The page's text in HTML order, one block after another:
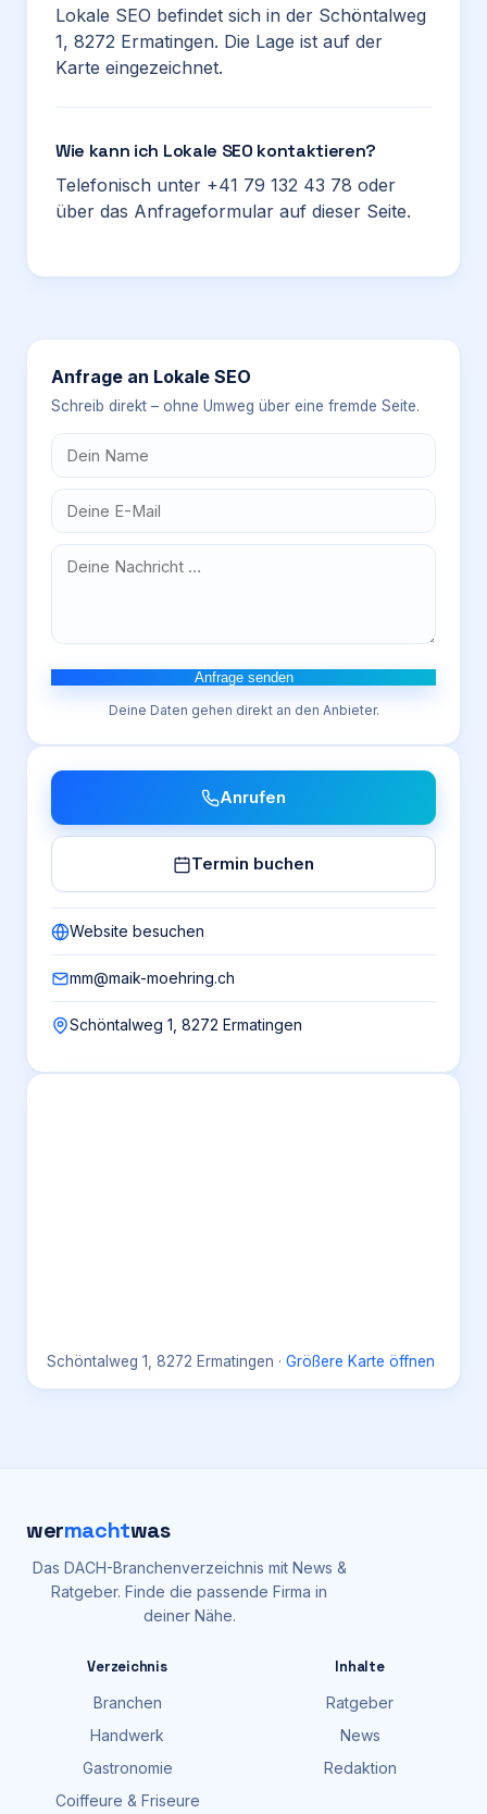
Lokale SEO befindet sich in der Schöntalweg
1, 8272 Ermatingen. Die Lage ist auf der
Karte eingezeichnet.
Wie kann ich Lokale SEO kontaktieren?
Telefonisch unter +41 79 132 43 78 oder
über das Anfrageformular auf dieser Seite.
Anfrage an Lokale SEO
Schreib direkt – ohne Umweg über eine fremde Seite.
Anfrage senden
Deine Daten gehen direkt an den Anbieter.
Anrufen
Termin buchen
Website besuchen
mm@maik-moehring.ch
Schöntalweg 1, 8272 Ermatingen
Schöntalweg 1, 8272 Ermatingen · Größere Karte öffnen
wermachtwas
Das DACH-Branchenverzeichnis mit News &
Ratgeber. Finde die passende Firma in
deiner Nähe.
Verzeichnis
Branchen
Handwerk
Gastronomie
Coiffeure & Friseure
Inhalte
Ratgeber
News
Redaktion